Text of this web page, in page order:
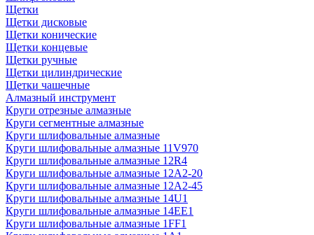
Щетки
Щетки дисковые
Щетки конические
Щетки концевые
Щетки ручные
Щетки цилиндрические
Щетки чашечные
Алмазный инструмент
Круги отрезные алмазные
Круги сегментные алмазные
Круги шлифовальные алмазные
Круги шлифовальные алмазные 11V970
Круги шлифовальные алмазные 12R4
Круги шлифовальные алмазные 12А2-20
Круги шлифовальные алмазные 12А2-45
Круги шлифовальные алмазные 14U1
Круги шлифовальные алмазные 14ЕЕ1
Круги шлифовальные алмазные 1FF1